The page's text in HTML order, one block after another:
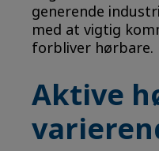
generende
med at vigtig
forbliver hørbare.
Aktive